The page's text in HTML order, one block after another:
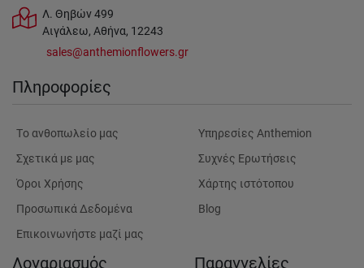
Λ. Θηβών 499
Αιγάλεω, Αθήνα, 12243
sales@anthemionflowers.gr
Πληροφορίες
Tο ανθοπωλείο μας
Σχετικά με μας
Όροι Χρήσης
Προσωπικά Δεδομένα
Επικοινωνήστε μαζί μας
Υπηρεσίες Anthemion
Συχνές Ερωτήσεις
Χάρτης ιστότοπου
Blog
Λογαριασμός Παραγγελίες